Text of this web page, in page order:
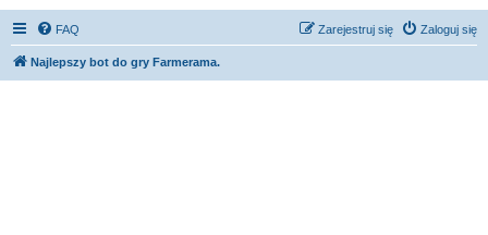
FAQ Zaloguj się
Zarejestruj się
Najlepszy bot do gry Farmerama.